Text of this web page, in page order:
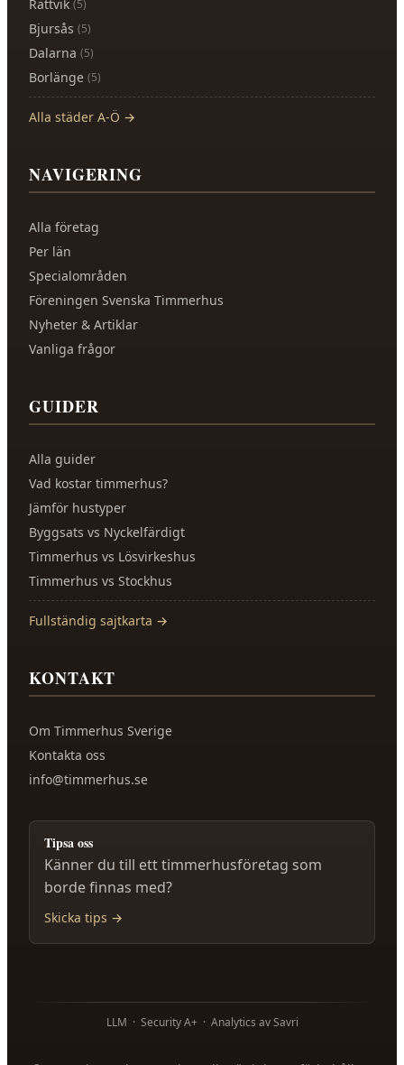
Rättvik (5)
Bjursås (5)
Dalarna (5)
Borlänge (5)
Alla städer A-Ö →
NAVIGERING
Alla företag
Per län
Specialområden
Föreningen Svenska Timmerhus
Nyheter & Artiklar
Vanliga frågor
GUIDER
Alla guider
Vad kostar timmerhus?
Jämför hustyper
Byggsats vs Nyckelfärdigt
Timmerhus vs Lösvirkeshus
Timmerhus vs Stockhus
Fullständig sajtkarta →
KONTAKT
Om Timmerhus Sverige
Kontakta oss
info@timmerhus.se
Tipsa oss
Känner du till ett timmerhusföretag som
borde finnas med?
Skicka tips →
LLM · Security A+ · Analytics av Savri